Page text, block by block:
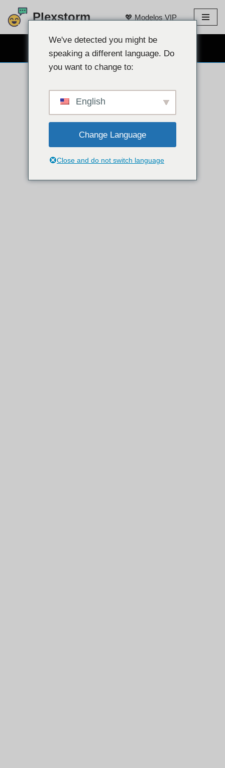
Ir
conteúdo
Plexstorm 💖 Modelos VIP
We've detected you might be
speaking a different language. Do
you want to change to:
English
Change Language
Close and do not switch language